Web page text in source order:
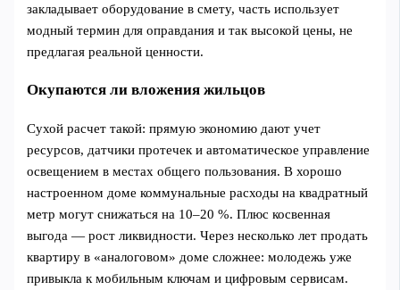
закладывает оборудование в смету, часть использует
модный термин для оправдания и так высокой цены, не
предлагая реальной ценности.
Окупаются ли вложения жильцов
Сухой расчет такой: прямую экономию дают учет
ресурсов, датчики протечек и автоматическое управление
освещением в местах общего пользования. В хорошо
настроенном доме коммунальные расходы на квадратный
метр могут снижаться на 10–20 %. Плюс косвенная
выгода — рост ликвидности. Через несколько лет продать
квартиру в «аналоговом» доме сложнее: молодежь уже
привыкла к мобильным ключам и цифровым сервисам.